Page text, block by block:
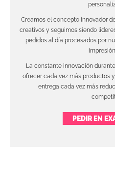
Creamos el concepto innovador
creativos y seguimos siendo
pedidos al día procesados por
impresión
La constante innovación
ofrecer cada vez más productos
entrega cada vez más
PEDIR EN